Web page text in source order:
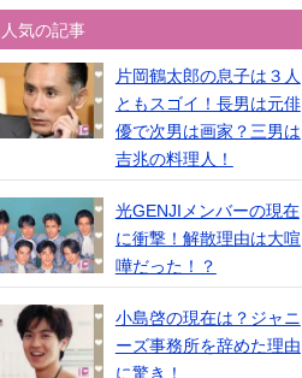
人気の記事
片岡鶴太郎の息子は３人
ともスゴイ！長男は元俳
優で次男は画家？三男は
吉兆の料理人！
光GENJIメンバーの現在
に衝撃！解散理由は大喧
嘩だった！？
小島啓の現在は？ジャニ
ーズ事務所を辞めた理由
に驚き！